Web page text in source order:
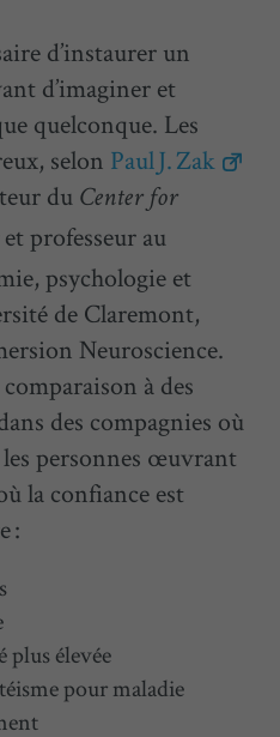
d’instaurer un
d’imaginer et
quelconque. Les
selon Paul J. Zak
du Center for
et professeur au
psychologie et
de Claremont,
Neuroscience.
à des
des compagnies où
personnes œuvrant
la confiance est
:
plus élevée
pour maladie